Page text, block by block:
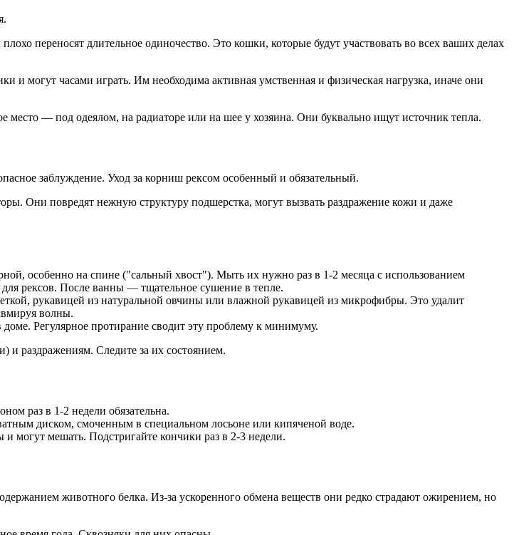
переносят длительное одиночество. Это кошки, которые будут участвовать во всех ваших делах
и могут часами играть. Им необходима активная умственная и физическая нагрузка, иначе они
— под одеялом, на радиаторе или на шее у хозяина. Они буквально ищут источник тепла.
заблуждение. Уход за корниш рексом особенный и обязательный.
Они повредят нежную структуру подшерстка, могут вызвать раздражение кожи и даже
особенно на спине ("сальный хвост"). Мыть их нужно раз в 1-2 месяца с использованием
рексов. После ванны — тщательное сушение в тепле.
рукавицей из натуральной овчины или влажной рукавицей из микрофибры. Это удалит
волны.
Регулярное протирание сводит эту проблему к минимуму.
раздражениям. Следите за их состоянием.
раз в 1-2 недели обязательна.
диском, смоченным в специальном лосьоне или кипяченой воде.
и могут мешать. Подстригайте кончики раз в 2-3 недели.
животного белка. Из-за ускоренного обмена веществ они редко страдают ожирением, но